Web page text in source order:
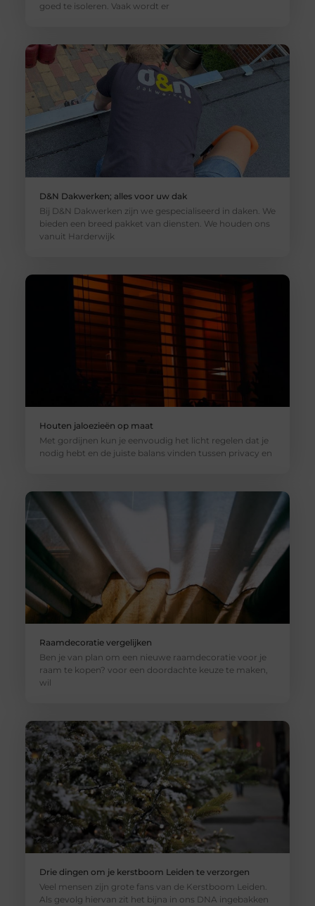
goed te isoleren. Vaak wordt er
D&N Dakwerken; alles voor uw dak
Bij D&N Dakwerken zijn we gespecialiseerd in daken. We
bieden een breed pakket van diensten. We houden ons
vanuit Harderwijk
Houten jaloezieën op maat
Met gordijnen kun je eenvoudig het licht regelen dat je
nodig hebt en de juiste balans vinden tussen privacy en
Raamdecoratie vergelijken
Ben je van plan om een ​​nieuwe raamdecoratie voor je
raam te kopen? voor een doordachte ​​keuze te maken,
wil
Drie dingen om je kerstboom Leiden te verzorgen
Veel mensen zijn grote fans van de Kerstboom Leiden.
Als gevolg hiervan zit het bijna in ons DNA ingebakken